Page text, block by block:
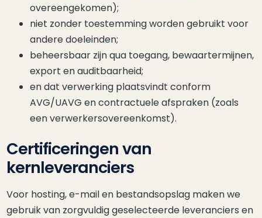
overeengekomen);
niet zonder toestemming worden gebruikt voor
andere doeleinden;
beheersbaar zijn qua toegang, bewaartermijnen,
export en auditbaarheid;
en dat verwerking plaatsvindt conform
AVG/UAVG en contractuele afspraken (zoals
een verwerkersovereenkomst).
Certificeringen van
kernleveranciers
Voor hosting, e-mail en bestandsopslag maken we
gebruik van zorgvuldig geselecteerde leveranciers en